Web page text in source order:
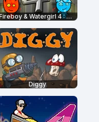
Fireboy & Watergirl 4 : The Crystal Temple
Diggy